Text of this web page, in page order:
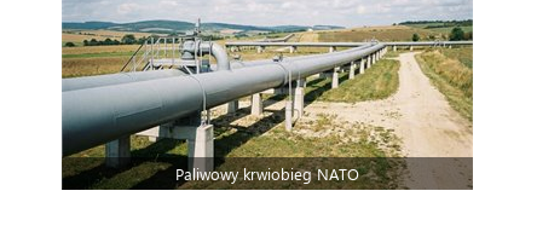
Paliwowy krwiobieg NATO